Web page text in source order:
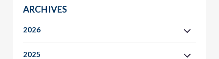
ARCHIVES
2026
2025